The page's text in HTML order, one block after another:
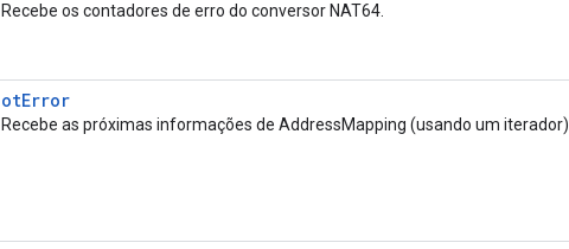
Recebe os contadores de erro do conversor NAT64.
otError
Recebe as próximas informações de AddressMapping (usando um iterador).